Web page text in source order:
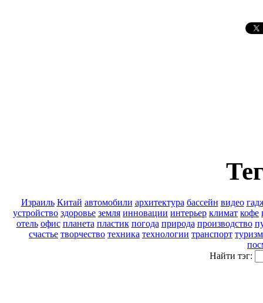
Израиль Китай автомобили архитектура бассейн видео
устройство здоровье земля инновации интерьер климат кофе
отель офис планета пластик погода природа производство
счастье творчество техника технологии транспорт туризм
Найти тэг: